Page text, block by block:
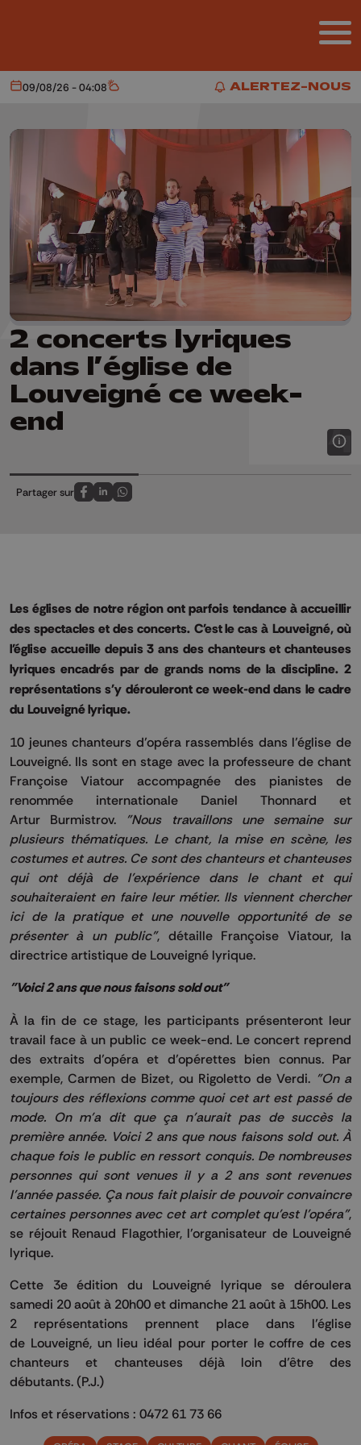
ALERTEZ-NOUS
ALERTEZ-NOUS
Aujourd'hui
09/08/26 - 04:08 Météo
2 concerts lyriques
dans l’église de
Louveigné ce week-
end
Partager sur
Partagez sur FaceBook
Partagez sur LinkedIn
Partagez sur Whatsapp
Les églises de notre région ont parfois tendance à accueillir
des spectacles et des concerts.C'est le cas àLouveigné, où
l'église accueille depuis 3 ans des chanteurs et chanteuses
lyriques encadrés par de grands noms de la discipline.2
représentations s'y dérouleront ce week-end dans le cadre
duLouveignélyrique.
10 jeunes chanteurs d’opéra rassemblés dans l’église de
Louveigné. Ils sont en stage avec la professeure de chant
FrançoiseViatour accompagnée des pianistes de
renommée internationale Daniel Thonnard et
Artur Burmistrov.
"Nous travaillons une semaine sur
plusieurs thématiques. Le chant, la mise en scène, les
costumes et autres. Ce sont des chanteurs et chanteuses
qui ont déjà de l'expérience dans le chant et qui
souhaiteraient en faire leur métier. Ils viennent chercher
ici de la pratique et une nouvelle opportunité de se
présenter à un public", détaille Françoise Viatour, la
directrice artistique de Louveigné lyrique.
"Voici 2 ans que nous faisonssoldout"
À la fin de ce stage, les participants présenteront leur
travail face à un public ce week-end.Le concert reprend
des extraits d’opéra et d’opérettes bien connus.Par
exemple, Carmen de Bizet, ou Rigoletto de Verdi. "On a
toujours des réflexions comme quoi cet art est passé de
mode. On m'a dit que ça n'aurait pas de succès la
première année. Voici 2 ans que nous faisons soldout.À
chaque fois le public en ressort conquis.De nombreuses
personnes qui sont venues il y a 2 ans sont revenues
l'année passée. Ça nous fait plaisir de pouvoir convaincre
certaines personnes avec cet art complet qu'est l'opéra",
se réjouit Renaud Flagothier, l'organisateur de Louveigné
lyrique.
Cette 3e édition du Louveignélyrique se déroulera
samedi 20 août à 20h00 et dimanche 21 août à 15h00. Les
2 représentations prennent place dans l’église
de Louveigné, un lieu idéal pour porter le coffre de ces
chanteurs et chanteuses déjà loin d’être des
débutants. (P.J.)
Infos et réservations : 0472 61 73 66